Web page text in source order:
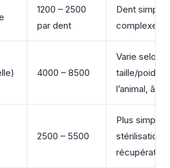
1200 – 2500
par dent
Dent simple
complexe
4000 – 8500
Varie selon
taille/poids
l’animal, âge
2500 – 5500
Plus simple
stérilisation,